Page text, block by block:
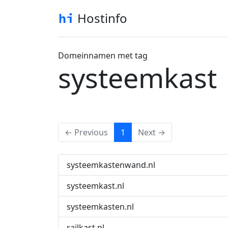
Hostinfo
Domeinnamen met tag
systeemkast
← Previous 1 (current)
Next →
systeemkastenwand.nl
systeemkast.nl
systeemkasten.nl